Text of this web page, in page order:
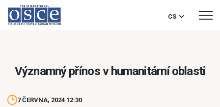
CS
Významný přínos v humanitární oblasti
7 ČERVNA, 2024 12:30